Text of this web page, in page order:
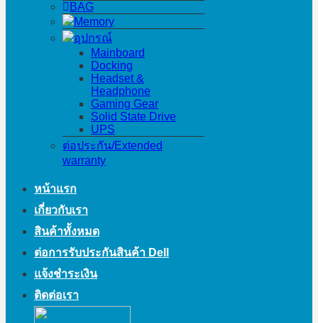
BAG
Memory
อุปกรณ์
Mainboard
Docking
Headset &
Headphone
Gaming Gear
Solid State Drive
UPS
ต่อประกัน/Extended
warranty
หน้าแรก
เกี่ยวกับเรา
สินค้าทั้งหมด
ต่อการรับประกันสินค้า Dell
แจ้งชำระเงิน
ติดต่อเรา